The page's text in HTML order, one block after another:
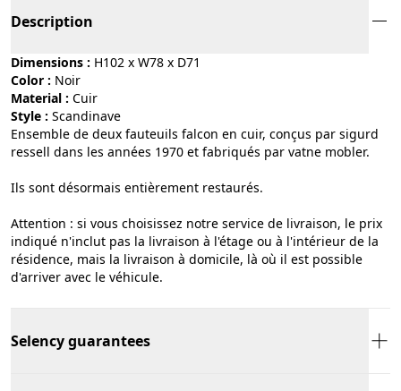
Description
Dimensions : H102 x W78 x D71
Color :
noir
Material :
cuir
Style :
scandinave
Ensemble de deux fauteuils falcon en cuir, conçus par sigurd
ressell dans les années 1970 et fabriqués par vatne mobler.
Ils sont désormais entièrement restaurés.
Attention : si vous choisissez notre service de livraison, le prix
indiqué n'inclut pas la livraison à l'étage ou à l'intérieur de la
résidence, mais la livraison à domicile, là où il est possible
d'arriver avec le véhicule.
Selency guarantees